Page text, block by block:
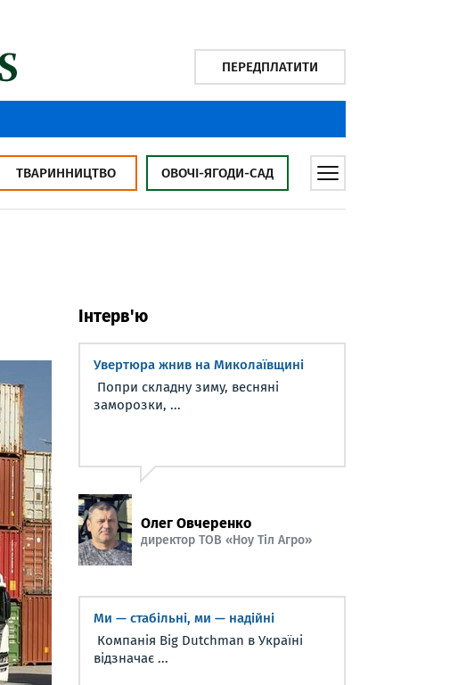
ПЕРЕДПЛАТИТИ
ТВАРИННИЦТВО ОВОЧІ-ЯГОДИ-САД
Інтерв'ю
Увертюра жнив на Миколаївщині
Попри складну зиму, весняні
заморозки, ...
Олег Овчеренко
директор ТОВ «Ноу Тіл Агро»
Ми — стабільні, ми — надійні
Компанія Big Dutchman в Україні
відзначає ...